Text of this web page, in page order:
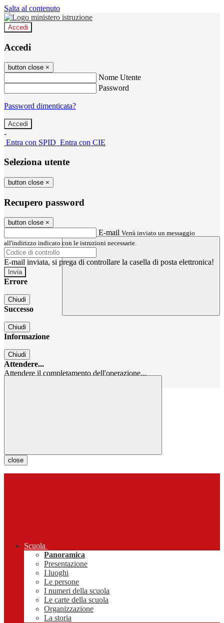
Salta al contenuto
Accedi
Accedi
button close ×
Nome Utente
Password
Password dimenticata?
-
Entra con SPID Entra con CIE
Seleziona utente
button close ×
Recupero password
button close ×
E-mail Verrà inviato un messaggio
all'indirizzo indicato con le istruzioni necessarie.
E-mail inviata, si prega di controllare la casella di posta elettronica!
Errore
Chiudi
Successo
Chiudi
Informazione
Chiudi
Attendere...
Attendere il completamento dell'operazione...
close
Scuola
Panoramica
Presentazione
I luoghi
Le persone
I numeri della scuola
Le carte della scuola
Organizzazione
La storia